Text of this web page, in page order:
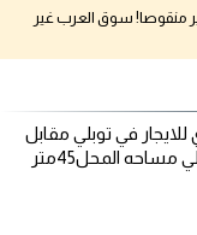
منقوصا! سوق العرب غير
في توبلي مقابل
اسواق الحلي مساحه المحل45متر